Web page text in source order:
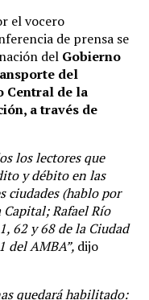
el vocero
de prensa se
del Gobierno
del
Central de la
a través de
los lectores que
y débito en las
ciudades (hablo por
Capital; Rafael Río
62 y 68 de la Ciudad
del AMBA”, dijo
quedará habilitado: